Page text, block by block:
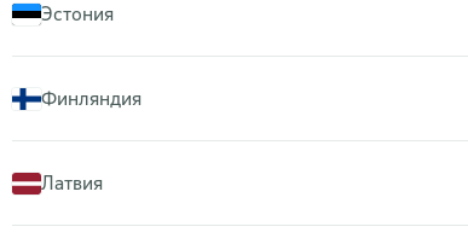
Эстония
Финляндия
Латвия